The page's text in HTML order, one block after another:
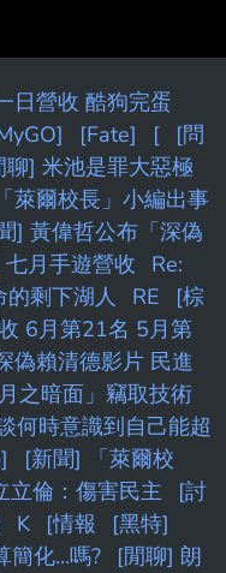
已。後面的
WAY完全超乎預料
要噴一下主辦，但入
了 ---- Sent from
日營收 酷狗完蛋
[Fate] [
[問
聊] 米池是罪大惡極
萊爾校長」小編出事
] 黃偉哲公布「深偽
月手遊營收
Re:
剩下湖人 RE
[棕
6月第21名 5月第
偽賴清德影片 民進
之暗面」竊取技術
何時意識到自己能超
[新聞] 「萊爾校
立倫：傷害民主
[討
K [情報
[黑特]
簡化...嗎?
[閒聊] 朗